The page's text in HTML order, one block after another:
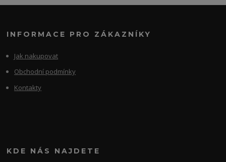
INFORMACE PRO ZÁKAZNÍKY
Jak nakupovat
Obchodní podmínky
Kontakty
KDE NÁS NAJDETE